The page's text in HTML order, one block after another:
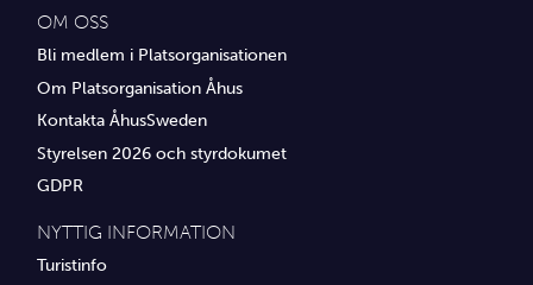
Övrig service
OM OSS
Bli medlem i Platsorganisationen
Om Platsorganisation Åhus
Kontakta ÅhusSweden
Styrelsen 2026 och styrdokumet
GDPR
NYTTIG INFORMATION
Turistinfo